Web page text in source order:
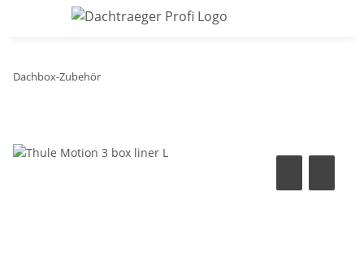
Dachbox-Zubehör